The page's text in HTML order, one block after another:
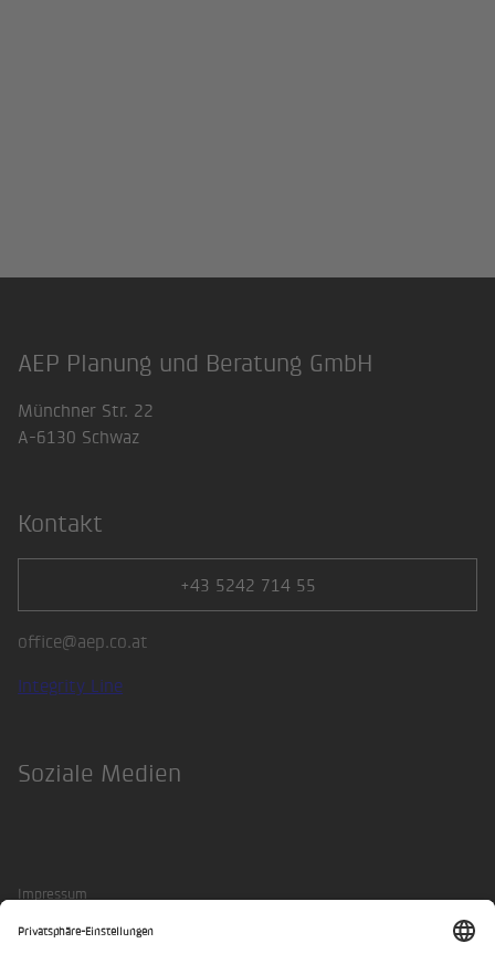
Footer
AEP Planung und Beratung GmbH
Münchner Str. 22
A-6130 Schwaz
Kontakt
+43 5242 714 55
office@aep.co.at
Integrity Line
Soziale Medien
Impressum
Datenschutzerklärung